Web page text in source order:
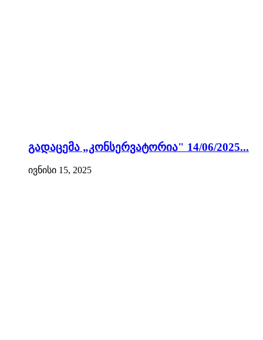
გადაცემა „კონსერვატორია" 14/06/2025...
ივნისი 15, 2025